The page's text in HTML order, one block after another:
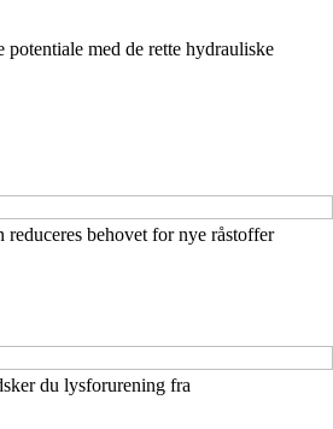
med de rette hydrauliske
reduceres behovet for nye råstoffer
du lysforurening fra